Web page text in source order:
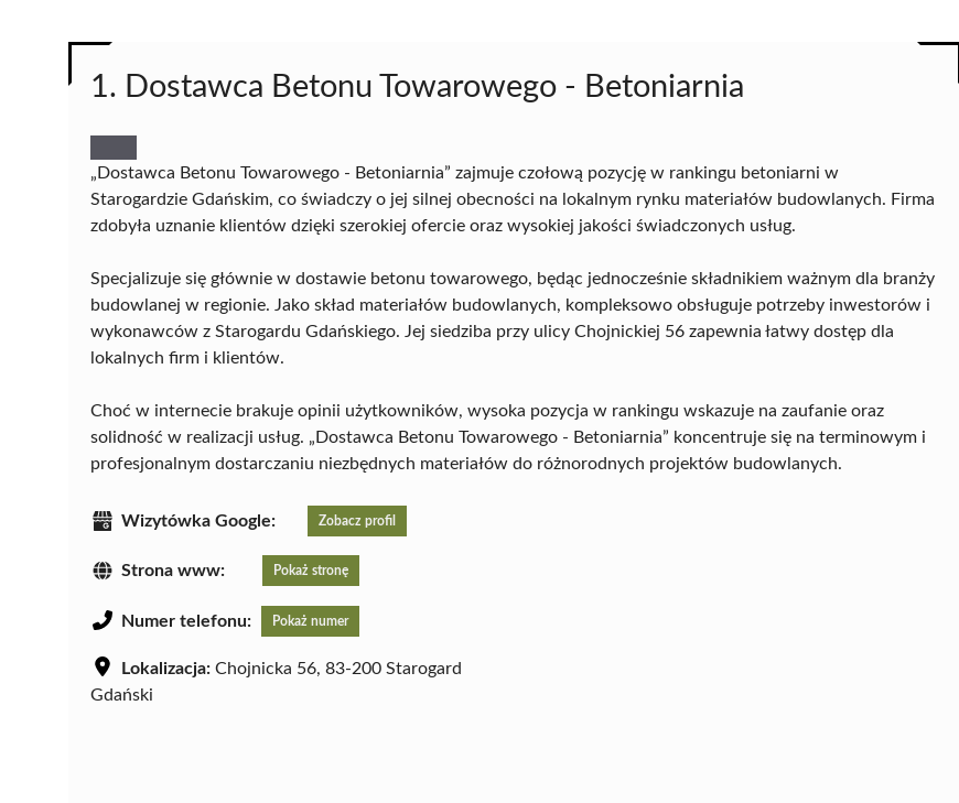
1. Dostawca Betonu Towarowego - Betoniarnia
„Dostawca Betonu Towarowego - Betoniarnia” zajmuje czołową pozycję w rankingu betoniarni w
Starogardzie Gdańskim, co świadczy o jej silnej obecności na lokalnym rynku materiałów budowlanych. Firma
zdobyła uznanie klientów dzięki szerokiej ofercie oraz wysokiej jakości świadczonych usług.
Specjalizuje się głównie w dostawie betonu towarowego, będąc jednocześnie składnikiem ważnym dla branży
budowlanej w regionie. Jako skład materiałów budowlanych, kompleksowo obsługuje potrzeby inwestorów i
wykonawców z Starogardu Gdańskiego. Jej siedziba przy ulicy Chojnickiej 56 zapewnia łatwy dostęp dla
lokalnych firm i klientów.
Choć w internecie brakuje opinii użytkowników, wysoka pozycja w rankingu wskazuje na zaufanie oraz
solidność w realizacji usług. „Dostawca Betonu Towarowego - Betoniarnia” koncentruje się na terminowym i
profesjonalnym dostarczaniu niezbędnych materiałów do różnorodnych projektów budowlanych.
Wizytówka Google: Zobacz profil
Strona www: Pokaż stronę
Numer telefonu: Pokaż numer
Lokalizacja: Chojnicka 56, 83-200 Starogard
Gdański